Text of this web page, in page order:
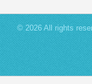
© 2026 All rights